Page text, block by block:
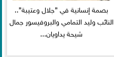
بصمة إنسانية في ”جلال وعتيبة”..
النائب وليد التمامي والبروفيسور جمال
شيحة يداويان...